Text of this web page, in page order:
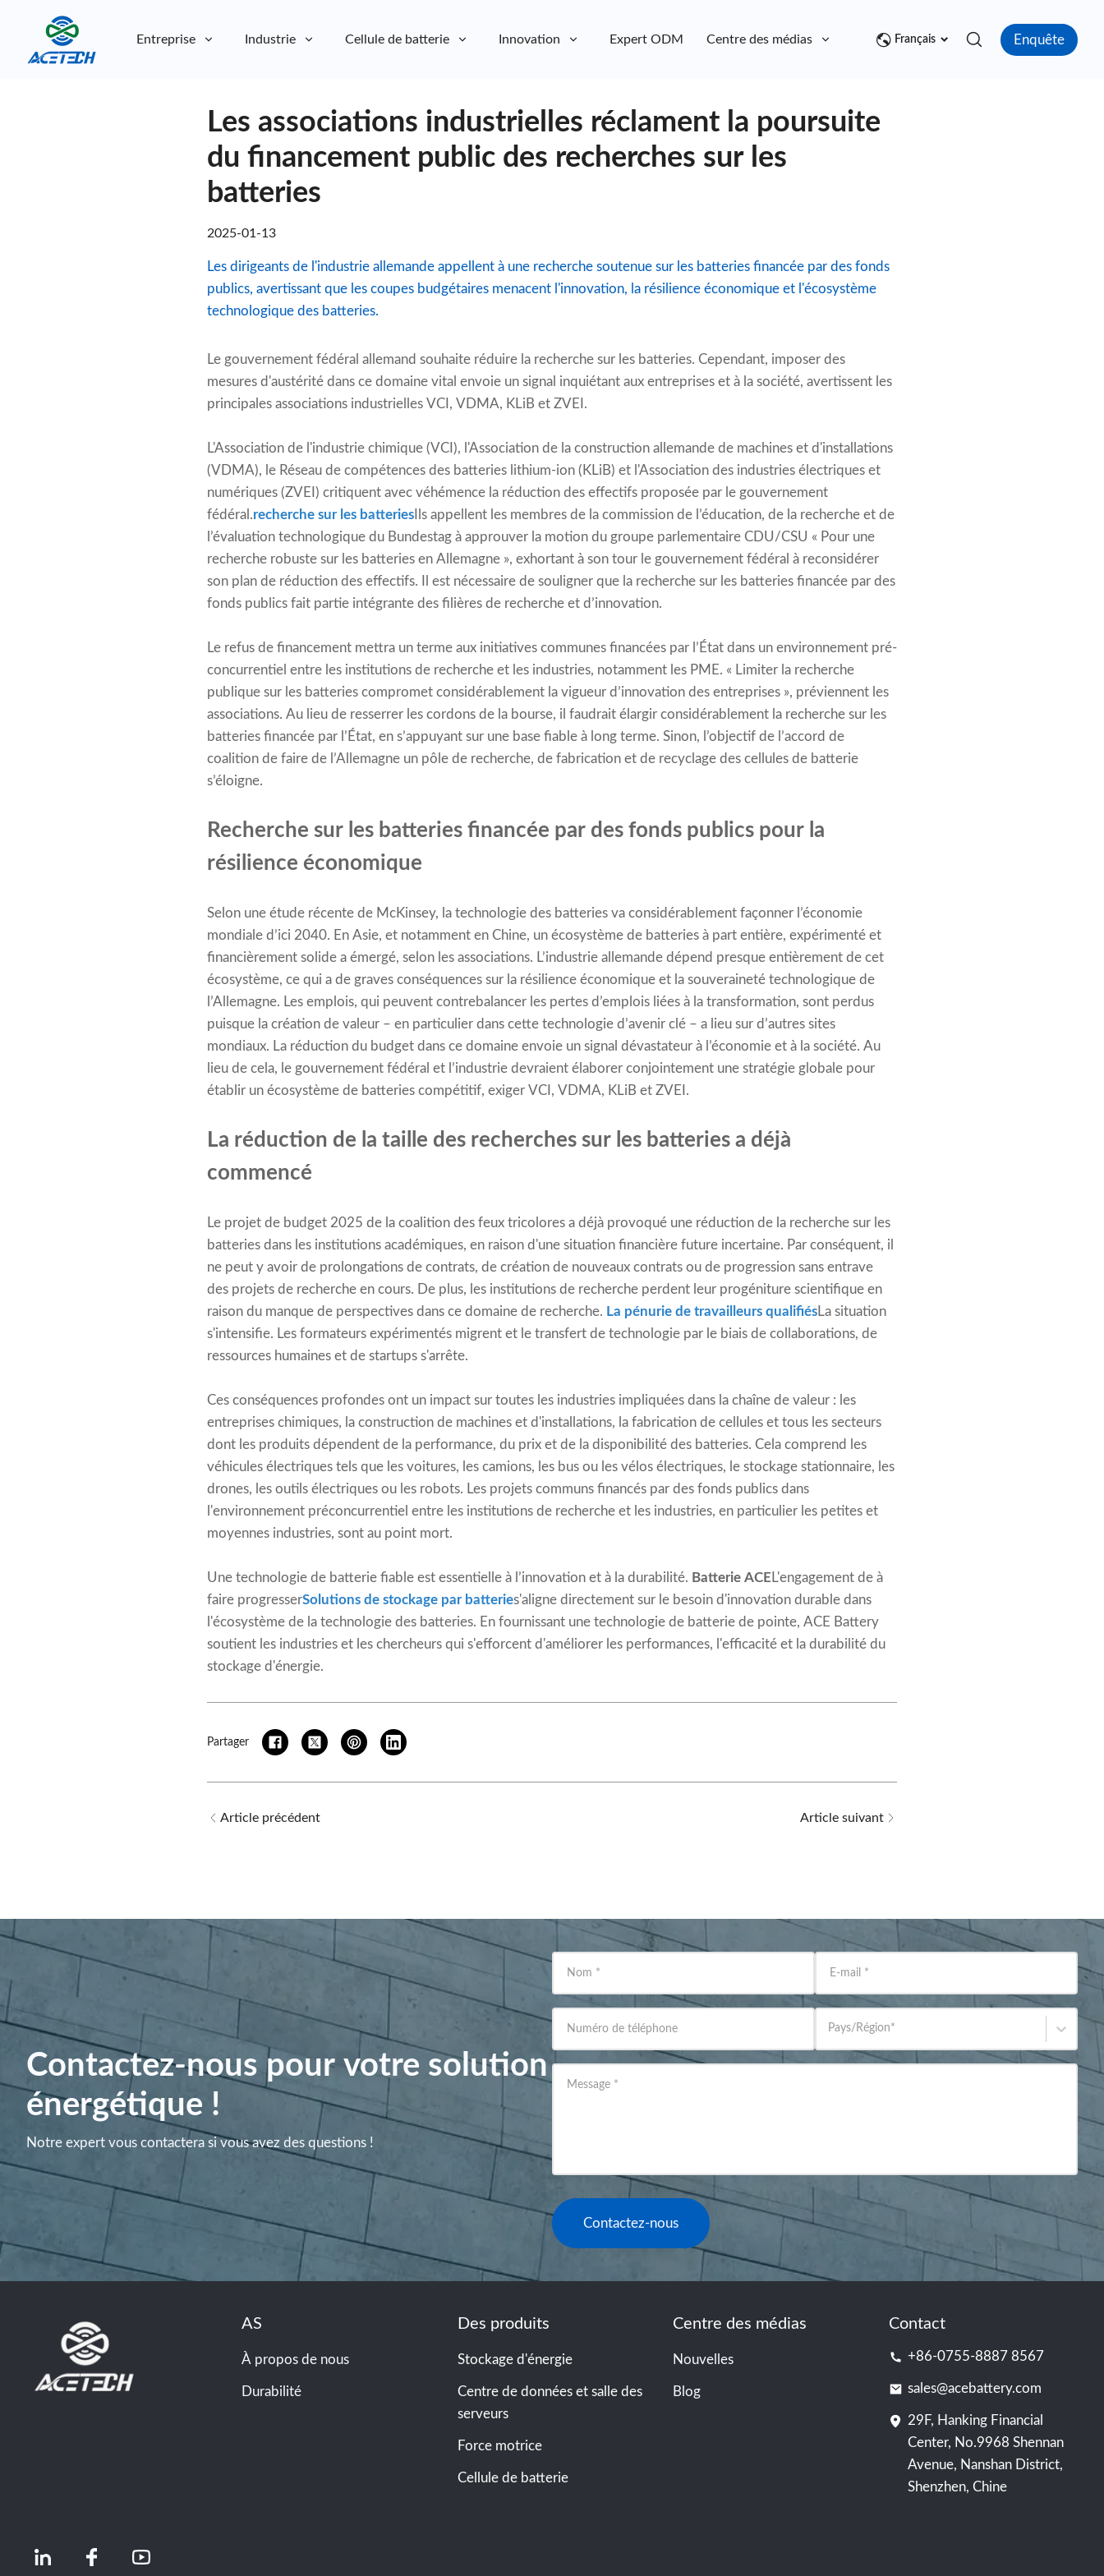
Entreprise Industrie Cellule de batterie Innovation Expert ODM Centre des médias ContactFrançais Enquête
Les associations industrielles réclament la poursuite
du financement public des recherches sur les
batteries
2025-01-13
Les dirigeants de l'industrie allemande appellent à une recherche soutenue sur les batteries financée par des fonds
publics, avertissant que les coupes budgétaires menacent l'innovation, la résilience économique et l'écosystème
technologique des batteries.
Le gouvernement fédéral allemand souhaite réduire la recherche sur les batteries. Cependant, imposer des
mesures d'austérité dans ce domaine vital envoie un signal inquiétant aux entreprises et à la société, avertissent les
principales associations industrielles VCI, VDMA, KLiB et ZVEI.
L'Association de l'industrie chimique (VCI), l'Association de la construction allemande de machines et d'installations
(VDMA), le Réseau de compétences des batteries lithium-ion (KLiB) et l'Association des industries électriques et
numériques (ZVEI) critiquent avec véhémence la réduction des effectifs proposée par le gouvernement
fédéral.recherche sur les batteries Ils appellent les membres de la commission de l’éducation, de la recherche et de
l’évaluation technologique du Bundestag à approuver la motion du groupe parlementaire CDU/CSU « Pour une
recherche robuste sur les batteries en Allemagne », exhortant à son tour le gouvernement fédéral à reconsidérer
son plan de réduction des effectifs. Il est nécessaire de souligner que la recherche sur les batteries financée par des
fonds publics fait partie intégrante des filières de recherche et d’innovation.
Le refus de financement mettra un terme aux initiatives communes financées par l’État dans un environnement pré-
concurrentiel entre les institutions de recherche et les industries, notamment les PME. « Limiter la recherche
publique sur les batteries compromet considérablement la vigueur d’innovation des entreprises », préviennent les
associations. Au lieu de resserrer les cordons de la bourse, il faudrait élargir considérablement la recherche sur les
batteries financée par l’État, en s’appuyant sur une base fiable à long terme. Sinon, l’objectif de l’accord de
coalition de faire de l’Allemagne un pôle de recherche, de fabrication et de recyclage des cellules de batterie
s’éloigne.
Recherche sur les batteries financée par des fonds publics pour la
résilience économique
Selon une étude récente de McKinsey, la technologie des batteries va considérablement façonner l’économie
mondiale d’ici 2040. En Asie, et notamment en Chine, un écosystème de batteries à part entière, expérimenté et
financièrement solide a émergé, selon les associations. L’industrie allemande dépend presque entièrement de cet
écosystème, ce qui a de graves conséquences sur la résilience économique et la souveraineté technologique de
l’Allemagne. Les emplois, qui peuvent contrebalancer les pertes d’emplois liées à la transformation, sont perdus
puisque la création de valeur – en particulier dans cette technologie d’avenir clé – a lieu sur d’autres sites
mondiaux. La réduction du budget dans ce domaine envoie un signal dévastateur à l’économie et à la société. Au
lieu de cela, le gouvernement fédéral et l’industrie devraient élaborer conjointement une stratégie globale pour
établir un écosystème de batteries compétitif, exiger VCI, VDMA, KLiB et ZVEI.
La réduction de la taille des recherches sur les batteries a déjà
commencé
Le projet de budget 2025 de la coalition des feux tricolores a déjà provoqué une réduction de la recherche sur les
batteries dans les institutions académiques, en raison d'une situation financière future incertaine. Par conséquent, il
ne peut y avoir de prolongations de contrats, de création de nouveaux contrats ou de progression sans entrave
des projets de recherche en cours. De plus, les institutions de recherche perdent leur progéniture scientifique en
raison du manque de perspectives dans ce domaine de recherche. La pénurie de travailleurs qualifiésLa situation
s'intensifie. Les formateurs expérimentés migrent et le transfert de technologie par le biais de collaborations, de
ressources humaines et de startups s'arrête.
Ces conséquences profondes ont un impact sur toutes les industries impliquées dans la chaîne de valeur : les
entreprises chimiques, la construction de machines et d'installations, la fabrication de cellules et tous les secteurs
dont les produits dépendent de la performance, du prix et de la disponibilité des batteries. Cela comprend les
véhicules électriques tels que les voitures, les camions, les bus ou les vélos électriques, le stockage stationnaire, les
drones, les outils électriques ou les robots. Les projets communs financés par des fonds publics dans
l'environnement préconcurrentiel entre les institutions de recherche et les industries, en particulier les petites et
moyennes industries, sont au point mort.
Une technologie de batterie fiable est essentielle à l’innovation et à la durabilité. Batterie ACE L'engagement de à
faire progresserSolutions de stockage par batteries'aligne directement sur le besoin d'innovation durable dans
l'écosystème de la technologie des batteries. En fournissant une technologie de batterie de pointe, ACE Battery
soutient les industries et les chercheurs qui s'efforcent d'améliorer les performances, l'efficacité et la durabilité du
stockage d'énergie.
Partager
Article précédent Article suivant
Contactez-nous pour votre solution
énergétique !
Notre expert vous contactera si vous avez des questions !
Nom * E-mail *
Numéro de téléphone Pays/Région*
Message *
Contactez-nous
AS
À propos de nous
Durabilité
Des produits
Stockage d'énergie
Centre de données et salle des
serveurs
Force motrice
Cellule de batterie
Centre des médias
Nouvelles
Blog
Contact
+86-0755-8887 8567
sales@acebattery.com
29F, Hanking Financial
Center, No.9968 Shennan
Avenue, Nanshan District,
Shenzhen, Chine